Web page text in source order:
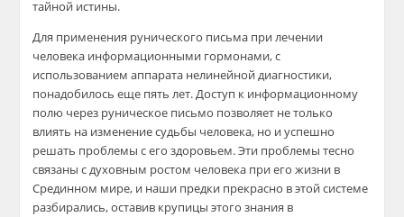
тайной истины.
Для применения рунического письма при лечении
человека информационными гормонами, с
использованием аппарата нелинейной диагностики,
понадобилось еще пять лет. Доступ к информационному
полю через руническое письмо позволяет не только
влиять на изменение судьбы человека, но и успешно
решать проблемы с его здоровьем. Эти проблемы тесно
связаны с духовным ростом человека при его жизни в
Срединном мире, и наши предки прекрасно в этой системе
разбирались, оставив крупицы этого знания в